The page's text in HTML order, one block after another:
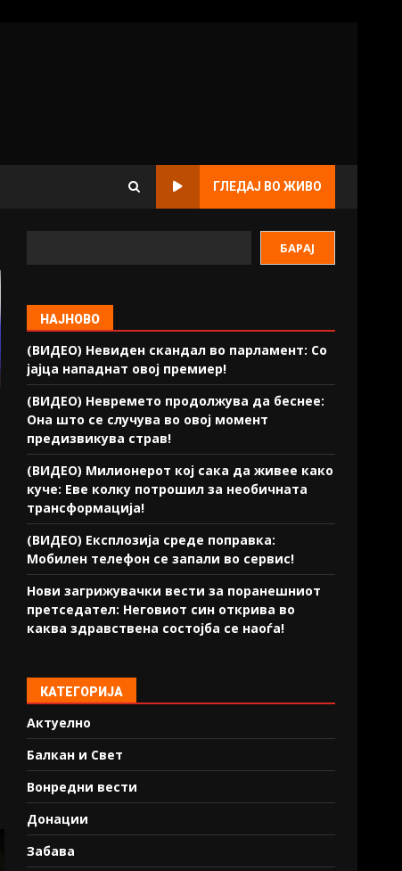
ГЛЕДАЈ ВО ЖИВО
БАРАЈ
НАЈНОВО
(ВИДЕО) Невиден скандал во парламент: Со
јајца нападнат овој премиер!
(ВИДЕО) Невремето продолжува да беснее:
Она што се случува во овој момент
предизвикува страв!
(ВИДЕО) Милионерот кој сака да живее како
куче: Еве колку потрошил за необичната
трансформација!
(ВИДЕО) Експлозија среде поправка:
Мобилен телефон се запали во сервис!
Нови загрижувачки вести за поранешниот
претседател: Неговиот син открива во
каква здравствена состојба се наоѓа!
КАТЕГОРИЈА
Актуелно
Балкан и Свет
Вонредни вести
Донации
Забава